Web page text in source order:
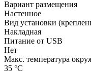
Вариант размещения
Настенное
Вид установки
Накладная
Питание от USB
Нет
Макс. температура
35 °С